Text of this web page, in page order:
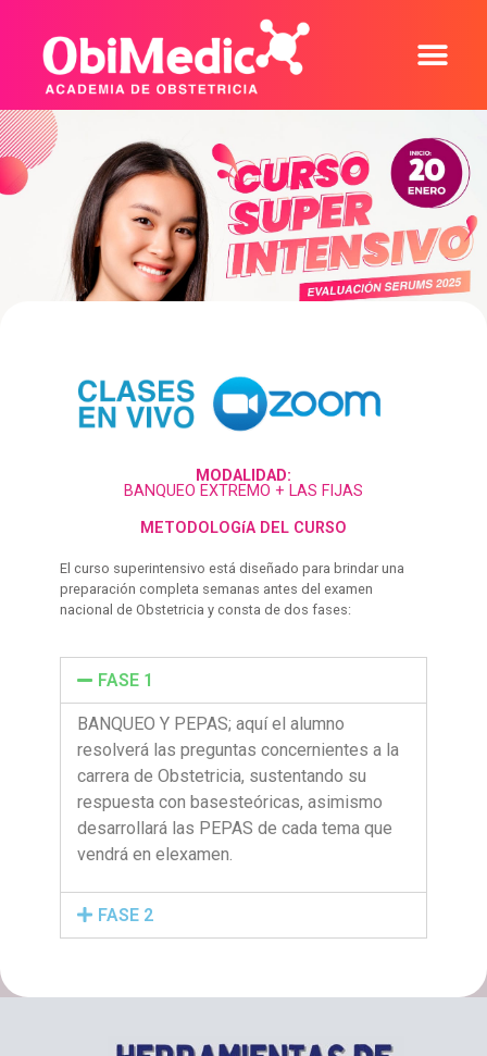
MODALIDAD:
BANQUEO EXTREMO + LAS FIJAS
METODOLOGíA DEL CURSO
El curso superintensivo está diseñado para brindar una
preparación completa semanas antes del examen
nacional de Obstetricia y consta de dos fases:
FASE 1
BANQUEO Y PEPAS; aquí el alumno
resolverá las preguntas concernientes a la
carrera de Obstetricia, sustentando su
respuesta con basesteóricas, asimismo
desarrollará las PEPAS de cada tema que
vendrá en elexamen.
FASE 2